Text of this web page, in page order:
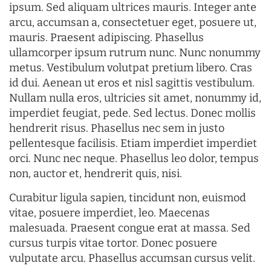
ipsum. Sed aliquam ultrices mauris. Integer ante
arcu, accumsan a, consectetuer eget, posuere ut,
mauris. Praesent adipiscing. Phasellus
ullamcorper ipsum rutrum nunc. Nunc nonummy
metus. Vestibulum volutpat pretium libero. Cras
id dui. Aenean ut eros et nisl sagittis vestibulum.
Nullam nulla eros, ultricies sit amet, nonummy id,
imperdiet feugiat, pede. Sed lectus. Donec mollis
hendrerit risus. Phasellus nec sem in justo
pellentesque facilisis. Etiam imperdiet imperdiet
orci. Nunc nec neque. Phasellus leo dolor, tempus
non, auctor et, hendrerit quis, nisi.
Curabitur ligula sapien, tincidunt non, euismod
vitae, posuere imperdiet, leo. Maecenas
malesuada. Praesent congue erat at massa. Sed
cursus turpis vitae tortor. Donec posuere
vulputate arcu. Phasellus accumsan cursus velit.